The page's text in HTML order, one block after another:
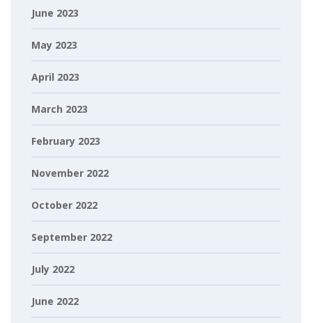
June 2023
May 2023
April 2023
March 2023
February 2023
November 2022
October 2022
September 2022
July 2022
June 2022